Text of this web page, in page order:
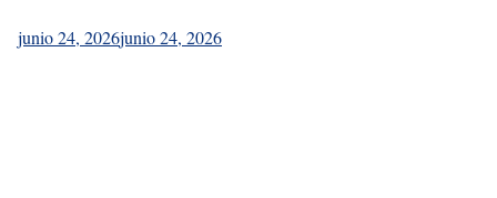
junio 24, 2026junio 24, 2026